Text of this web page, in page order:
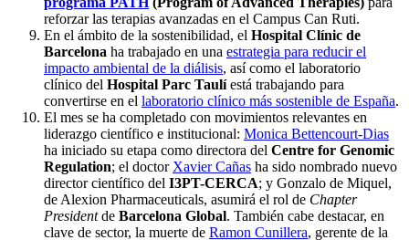
reforzar las terapias avanzadas en el Campus Can Ruti.
En el ámbito de la sostenibilidad, el Hospital Clínic de
Barcelona ha trabajado en una estrategia para reducir el
impacto ambiental de la diálisis, así como el laboratorio
clínico del Hospital Parc Taulíestá trabajando para
convertirse en el laboratorio clínico más sostenible de España.
El mes se ha completado con movimientos relevantes en
liderazgo científico e institucional: Monica Bettencourt-Dias
ha iniciado su etapa como directora del Centre for Genomic
Regulation; el doctor Xavier Cañas ha sido nombrado nuevo
director científico del I3PT-CERCA; y Gonzalo de Miquel,
de Alexion Pharmaceuticals, asumirá el rol de Chapter
Presidentde Barcelona Global. También cabe destacar, en
clave de sector, la muerte de Ramon Cunillera, gerente de la